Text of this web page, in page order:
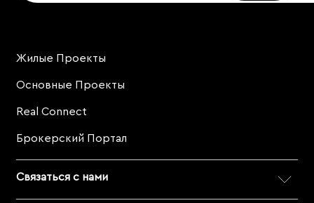
Связаться с нами
Project
Footer
Жилые Проекты
Основные Проекты
Real Connect
Брокерский Портал